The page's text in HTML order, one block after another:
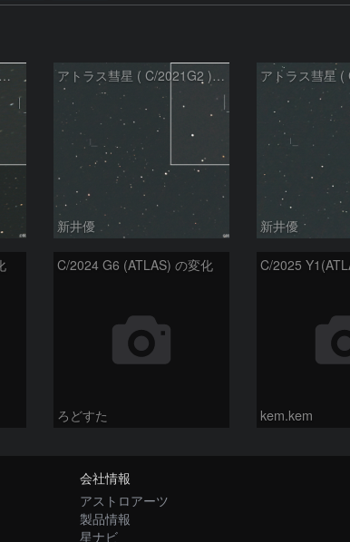
アトラス彗星 (C/2024J3)：2026/07/26 アトラス彗星 ( C/2021G2 )：2026/07/09
新井優 新井優
C/2024 G6 (ATLAS) の変化
ろどすた
C/2025
kem.kem
会社情報
アストロアーツ
製品情報
星ナビ